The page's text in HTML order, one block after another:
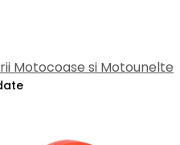
Motocoase si Motounelte